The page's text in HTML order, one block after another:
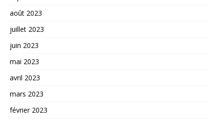
août 2023
juillet 2023
juin 2023
mai 2023
avril 2023
mars 2023
février 2023